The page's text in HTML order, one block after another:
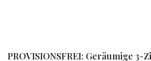
PROVISIONSFREI: Geräumige 3-